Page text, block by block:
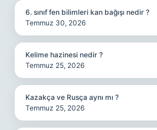
6. sınıf fen bilimleri kan bağışı nedir ?
Temmuz 30, 2026
Kelime hazinesi nedir ?
Temmuz 25, 2026
Kazakça ve Rusça aynı mı ?
Temmuz 25, 2026